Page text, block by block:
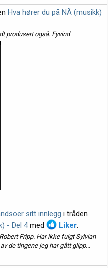
Hva hører du på NÅ (musikk)
produsert også. Eyvind
sitt innlegg i tråden
- Del 4med Liker.
Fripp. Har ikke fulgt Sylvian
de tingene jeg har gått glipp...